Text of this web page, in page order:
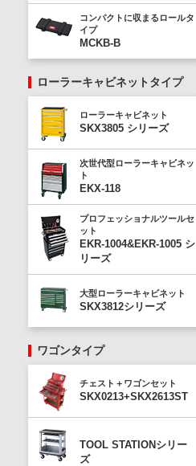
コンパクトに収まるロールタ
イプ
MCKB-B
ローラーキャビネットタイプ
ローラーキャビネット
SKX3805 シリーズ
次世代型ローラーキャビネッ
ト
EKX-118
プロフェッショナルツールセ
ット
EKR-1004&EKR-1005 シ
リーズ
大型ローラーキャビネット
SKX3812シリーズ
ワゴンタイプ
チェスト＋ワゴンセット
SKX0213+SKX2613ST
TOOL STATIONシリー
ズ